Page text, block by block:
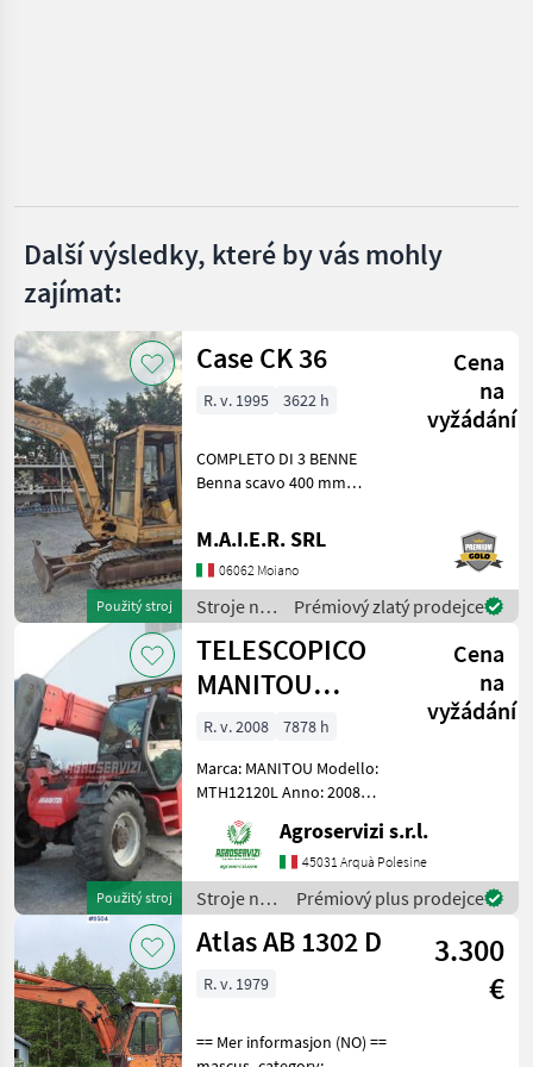
Další výsledky, které by vás mohly
zajímat:
Použitý stroj
Case CK 36
Cena
na
vyžádání
R. v. 1995 3622 h
COMPLETO DI 3 BENNE
Benna scavo 400 mm
Benna liscia 1400 mm Stroje
na stavbu mini bager
M.A.I.E.R. SRL
06062 Moiano
Stroje na
stavbu /
Case IH
Prémiový zlatý prodejce
Použitý stroj
TELESCOPICO
MANITOU
MHT10120L
(ANNO 2008)
Cena
na
vyžádání
R. v. 2008
7878 h
Marca: MANITOU Modello:
MTH12120L Anno: 2008
ATTREZZI, DOPPIO SFILO
Portata max: 12 TON
Altezza max di
sollevamento: 9.6 MT
Motore: MERCEDES BENZ 1
Agroservizi s.r.l.
45031 Arquà Polesine
Stroje na
stavbu /
Manitou
Prémiový plus prodejce
Atlas AB 1302 D
3.300
€
R. v. 1979
== Mer informasjon (NO) ==